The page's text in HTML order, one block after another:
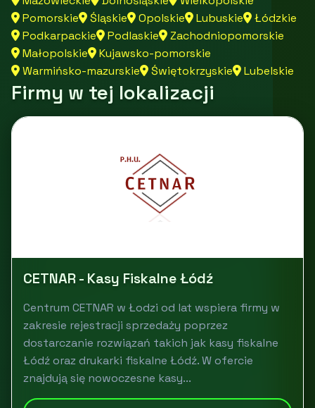
Pomorskie
Śląskie Opolskie Lubuskie
Łódzkie
Podkarpackie
Podlaskie
Zachodniopomorskie
Małopolskie
Kujawsko-pomorskie
Warmińsko-mazurskie
Świętokrzyskie Lubelskie
Firmy w tej lokalizacji
CETNAR - Kasy Fiskalne Łódź
Centrum CETNAR w Łodzi od lat wspiera firmy w
zakresie rejestracji sprzedaży poprzez
dostarczanie rozwiązań takich jak kasy fiskalne
Łódź oraz drukarki fiskalne Łódź. W ofercie
znajdują się nowoczesne kasy...